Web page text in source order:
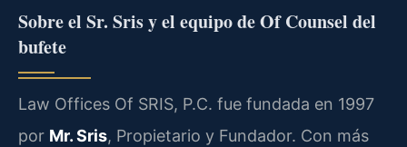
Sobre el Sr. Sris y el equipo de Of Counsel del
bufete
Law Offices Of SRIS, P.C. fue fundada en 1997
por Mr. Sris, Propietario y Fundador. Con más